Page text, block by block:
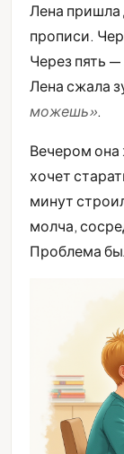
Лена пришла
прописи.
Через пять
Лена сжала
можешь».
Вечером
хочет
минут
молча,
Проблема